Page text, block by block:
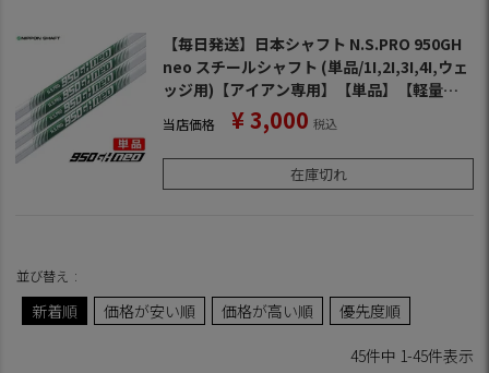
【毎日発送】日本シャフト N.S.PRO 950GH
neo スチールシャフト (単品/1I,2I,3I,4I,ウェ
ッジ用)【アイアン専用】【単品】【軽量ス
チール】【NS950】
当店価格 ¥3,000 税込
在庫切れ
並び替え
新着順 価格が安い順 価格が高い順 優先度順
45件中 1-45件表示